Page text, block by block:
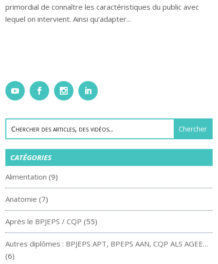
primordial de connaître les caractéristiques du public avec
lequel on intervient. Ainsi qu’adapter...
CATÉGORIES
Alimentation (9)
Anatomie (7)
Après le BPJEPS / CQP (55)
Autres diplômes : BPJEPS APT, BPEPS AAN, CQP ALS AGEE…
(6)